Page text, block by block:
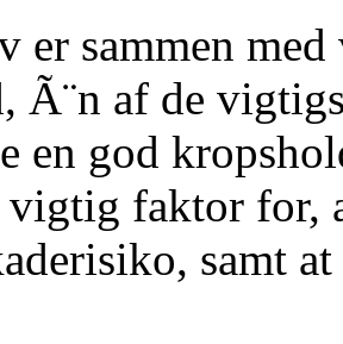
er sammen
Ã¨n af de
en god
faktor for,
samt